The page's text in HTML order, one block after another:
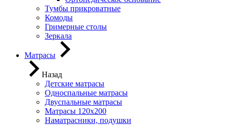
Тумбы прикроватные
Комоды
Гримерные столы
Зеркала
Матрасы
Назад
Детские матрасы
Односпальные матрасы
Двуспальные матрасы
Матрасы 120х200
Наматрасники, подушки